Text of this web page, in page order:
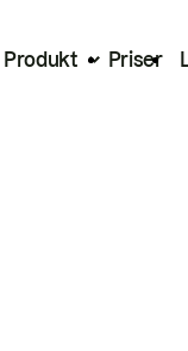
Produkt Priser